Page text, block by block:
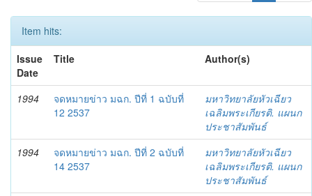
Item hits:
Issue
Date
Title Author(s)
1994
จดหมายข่าว มฉก. ปีที่ 1 ฉบับที่
12 2537
มหาวิทยาลัยหัวเฉียว
เฉลิมพระเกียรติ. แผนก
ประชาสัมพันธ์
1994
จดหมายข่าว มฉก. ปีที่ 2 ฉบับที่
14 2537
มหาวิทยาลัยหัวเฉียว
เฉลิมพระเกียรติ. แผนก
ประชาสัมพันธ์